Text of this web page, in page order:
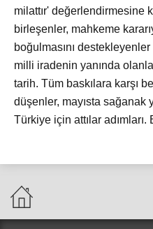
milattır' değerlendirmesine
birleşenler, mahkeme
boğulmasını
milli iradenin yanında
tarih. Tüm baskılara karşı
düşenler, mayısta sağanak
Türkiye için attılar